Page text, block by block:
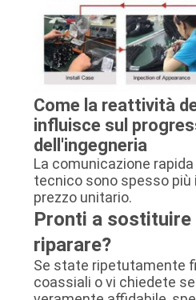
Come la reattività
influisce sul
dell'ingegneria
La comunicazione
tecnico sono spesso più
prezzo unitario.
Pronti a sostituire
riparare?
Se state ripetutamente
coassiali o vi chiedete